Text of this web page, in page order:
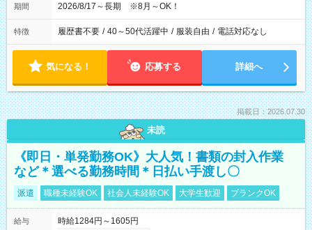
期間 2026/8/17～長期 ※8月～OK！
特徴 履歴書不要 / 40～50代活躍中 / 服装自由 / 電話対応なし
気になる！ 応募する 詳細へ
掲載日：2026.07.30
未読
《即日・単発勤務OK》大人気！書類の封入作業
など＊選べる勤務時間＊日払い手渡し〇
派遣 職種未経験OK 社会人未経験OK 大学生歓迎 ブランクOK
給与 時給1284円～1605円